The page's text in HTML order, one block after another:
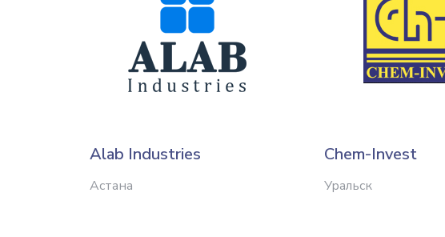
Alab Industries
Астана
Chem-Invest
Уральск